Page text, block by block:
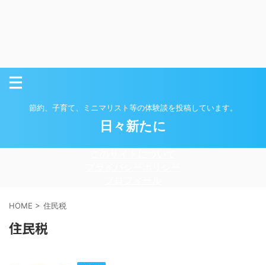
節約、子育て、ミニマリスト等の体験談を投稿しています。
日々新たに
HOME > 住民税
住民税